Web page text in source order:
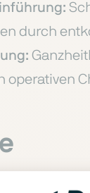
durch
operativen
richtet